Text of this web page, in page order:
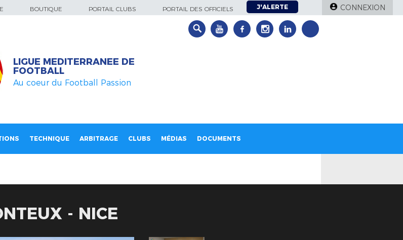
BOUTIQUE PORTAIL CLUBS PORTAIL DES OFFICIELS J'ALERTE CONNEXION
LIGUE MEDITERRANEE DE
FOOTBALL
Au coeur du Football Passion
TECHNIQUE ARBITRAGE CLUBS MÉDIAS DOCUMENTS
- NICE